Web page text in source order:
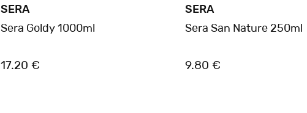
SERA
Sera Goldy 1000ml
17.20 €
SERA
Sera San Nature 250ml
9.80 €